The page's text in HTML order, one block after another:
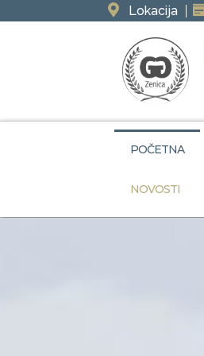
Lokacija
POČETNA
NOVOSTI